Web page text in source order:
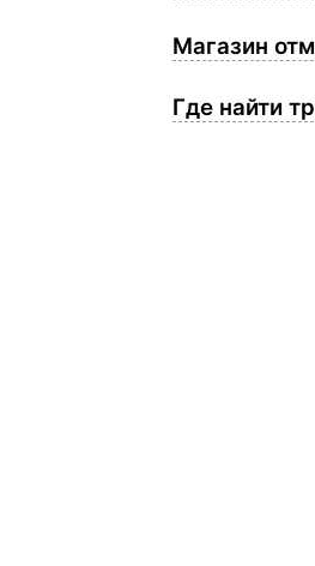
Магазин
Где найти